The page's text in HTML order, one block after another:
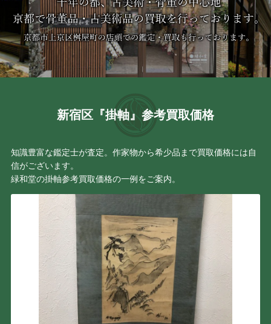
新宿区『掛軸』参考買取価格
知識豊富な鑑定士が査定。作家物から希少品まで買取価格には自
信がございます。
緑和堂の掛軸参考買取価格の一例をご案内。